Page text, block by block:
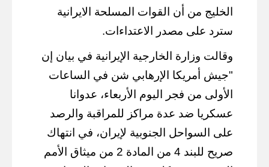
الخليج من أن القوات المسلحة الايرانية
سترد على مصدر الاعتداءات.
وقالت وزارة الخارجية الإيرانية في بيان إن
"جيش أمريكا الإرهابي شن في الساعات
الأولى من فجر اليوم الأربعاء، عدوانا
عسكريا ضد عدة مراكز للمراقبة والرصد
على السواحل الجنوبية لإيران، في انتهاك
صريح للبند 4 من المادة 2 من ميثاق الأمم